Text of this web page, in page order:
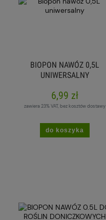
BIOPON NAWÓZ 0,5L
UNIWERSALNY
6,99 zł
zawiera 23% VAT, bez kosztów dostawy
do koszyka